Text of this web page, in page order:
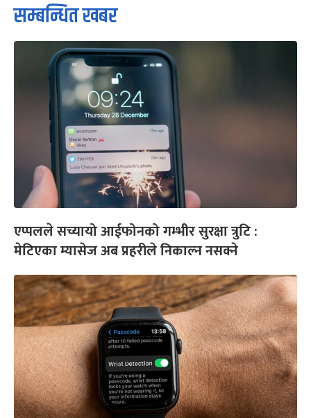
सम्बन्धित खबर
एप्पलले सच्यायो आईफोनको गम्भीर सुरक्षा त्रुटि :
मेटिएका म्यासेज अब प्रहरीले निकाल्न नसक्ने